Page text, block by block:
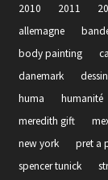
2010 2011
allemagne
body painting
danemark
dessin
huma
humanité
meredith gift
new york
pret a
spencer tunick